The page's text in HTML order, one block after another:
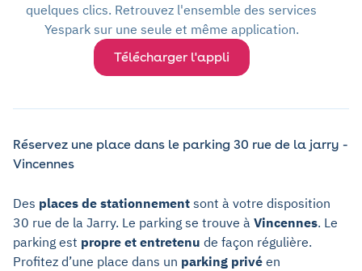
quelques clics. Retrouvez l'ensemble des services
Yespark sur une seule et même application.
Télécharger l'appli
Réservez une place dans le parking 30 rue de la jarry -
Vincennes
Des places de stationnement sont à votre disposition
30 rue de la Jarry. Le parking se trouve à Vincennes. Le
parking est propre et entretenu de façon régulière.
Profitez d’une place dans un parking privé en